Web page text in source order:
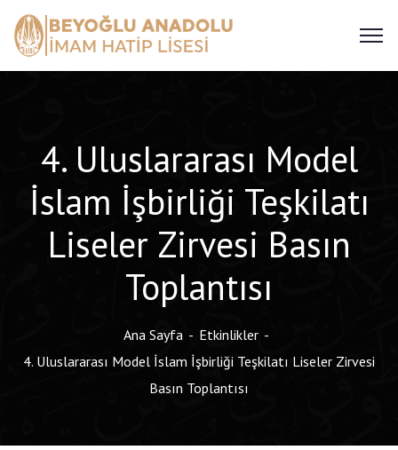
4. Uluslararası Model
İslam İşbirliği Teşkilatı
Liseler Zirvesi Basın
Toplantısı
Ana Sayfa
Etkinlikler
4. Uluslararası Model İslam İşbirliği Teşkilatı Liseler Zirvesi
Basın Toplantısı